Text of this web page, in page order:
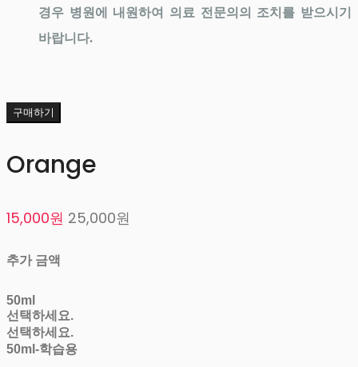
경우 병원에 내원하여 의료 전문의의 조치를 받으시기
바랍니다.
구매하기
Orange
15,000원 25,000원
추가 금액
50ml
선택하세요.
선택하세요.
50ml-학습용